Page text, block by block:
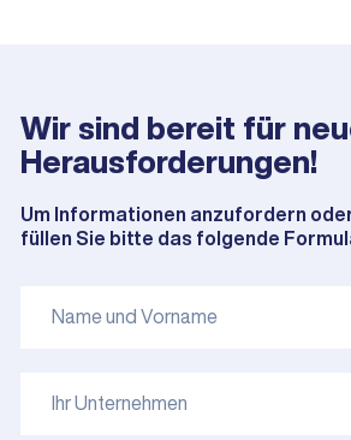
Wir sind bereit für
Herausforderungen!
Um Informationen anzufordern
füllen Sie bitte das folgende